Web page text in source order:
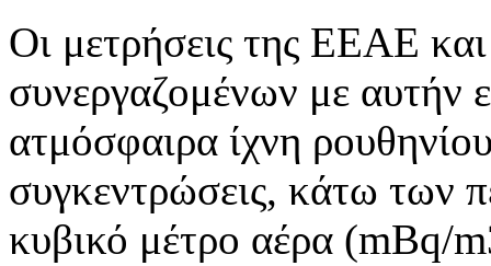
Οι μετρήσεις της ΕΕΑΕ
συνεργαζομένων με αυτήν
ατμόσφαιρα ίχνη
συγκεντρώσεις, κάτω των
κυβικό μέτρο αέρα (mBq/